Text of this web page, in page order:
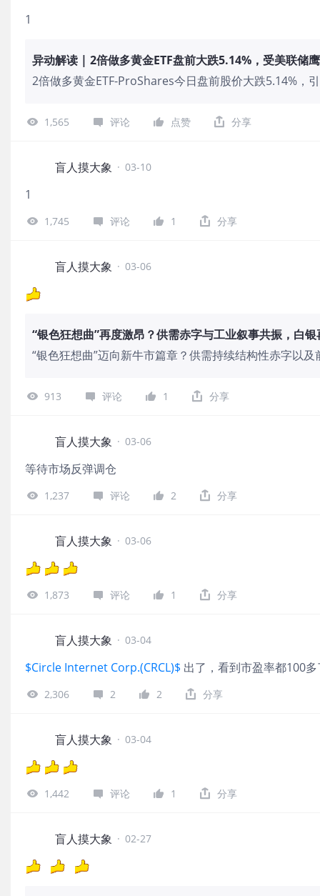
1
异动解读 | 2倍做多黄金ETF盘前大跌5.14%，受美联储
2倍做多黄金ETF-ProShares今日盘前股价大跌5.14%，
一次，释放出偏鹰派的信号，这削弱了黄金作为无息资
1,565 评论 点赞 分享
盲人摸大象 · 03-10
1
1,745 评论 1 分享
盲人摸大象 · 03-06
“银色狂想曲”再度激昂？供需赤字与工业叙事共振，白
“银色狂想曲”迈向新牛市篇章？供需持续结构性赤字以
150美元区间。美银认为若金价维持在5,000美元附
913 评论 1 分享
盲人摸大象 · 03-06
等待市场反弹调仓
1,237 评论 2 分享
盲人摸大象 · 03-06
1,873 评论 1 分享
盲人摸大象 · 03-04
$Circle Internet Corp.(CRCL)$ 出了，看到市盈率都100
2,306 2 2 分享
盲人摸大象 · 03-04
1,442 评论 1 分享
盲人摸大象 · 02-27